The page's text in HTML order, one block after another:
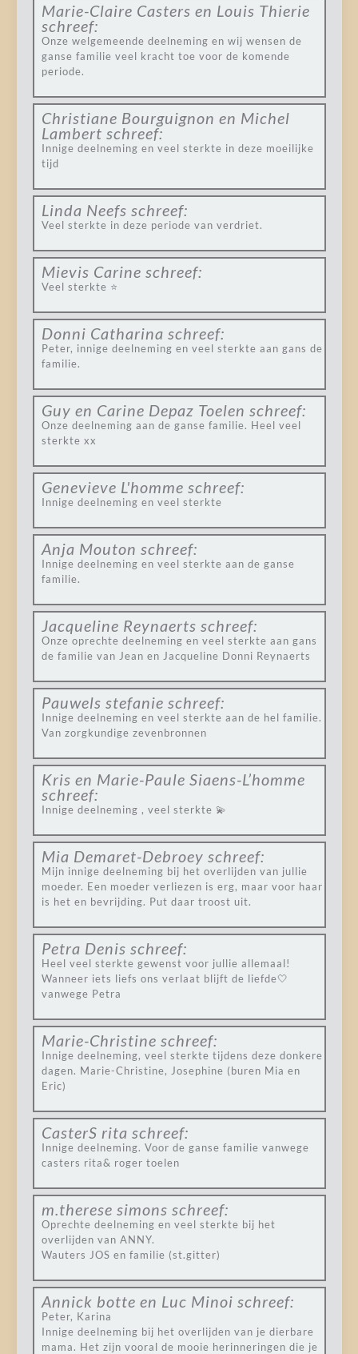
Marie-Claire Casters en Louis Thierie
schreef:
Onze welgemeende deelneming en wij wensen de
ganse familie veel kracht toe voor de komende
periode.
Christiane Bourguignon en Michel
Lambert schreef:
Innige deelneming en veel sterkte in deze moeilijke
tijd
Linda Neefs schreef:
Veel sterkte in deze periode van verdriet.
Mievis Carine schreef:
Veel sterkte ⭐️
Donni Catharina schreef:
Peter, innige deelneming en veel sterkte aan gans de
familie.
Guy en Carine Depaz Toelen schreef:
Onze deelneming aan de ganse familie. Heel veel
sterkte xx
Genevieve L'homme schreef:
Innige deelneming en veel sterkte
Anja Mouton schreef:
Innige deelneming en veel sterkte aan de ganse
familie.
Jacqueline Reynaerts schreef:
Onze oprechte deelneming en veel sterkte aan gans
de familie van Jean en Jacqueline Donni Reynaerts
Pauwels stefanie schreef:
Innige deelneming en veel sterkte aan de hel familie.
Van zorgkundige zevenbronnen
Kris en Marie-Paule Siaens-L’homme
schreef:
Innige deelneming , veel sterkte 💫
Mia Demaret-Debroey schreef:
Mijn innige deelneming bij het overlijden van jullie
moeder. Een moeder verliezen is erg, maar voor haar
is het en bevrijding. Put daar troost uit.
Petra Denis schreef:
Heel veel sterkte gewenst voor jullie allemaal!
Wanneer iets liefs ons verlaat blijft de liefde🤍
vanwege Petra
Marie-Christine schreef:
Innige deelneming, veel sterkte tijdens deze donkere
dagen. Marie-Christine, Josephine (buren Mia en
Eric)
CasterS rita schreef:
Innige deelneming. Voor de ganse familie vanwege
casters rita& roger toelen
m.therese simons schreef:
Oprechte deelneming en veel sterkte bij het
overlijden van ANNY.
Wauters JOS en familie (st.gitter)
Annick botte en Luc Minoi schreef:
Peter, Karina
Innige deelneming bij het overlijden van je dierbare
mama. Het zijn vooral de mooie herinneringen die je